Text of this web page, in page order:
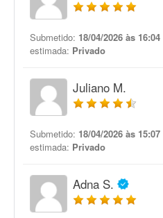
Submetido: 18/04/2026 às 16:04
estimada: Privado
Juliano M.
Submetido: 18/04/2026 às 15:07
estimada: Privado
Adna S.